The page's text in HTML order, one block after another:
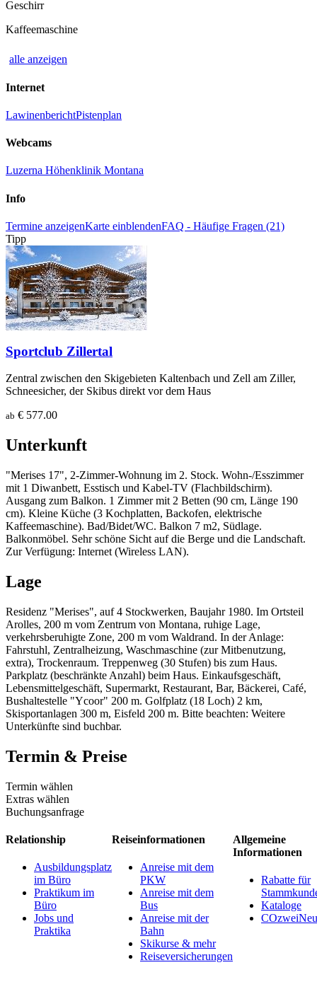
Geschirr
Kaffeemaschine
alle anzeigen
Internet
LawinenberichtPistenplan
Webcams
Luzerna Höhenklinik Montana
Info
Termine anzeigenKarte einblendenFAQ - Häufige Fragen (21)
Tipp
Sportclub Zillertal
Zentral zwischen den Skigebieten Kaltenbach und Zell am Ziller,
Schneesicher, der Skibus direkt vor dem Haus
ab € 577.00
Unterkunft
"Merises 17", 2-Zimmer-Wohnung im 2. Stock. Wohn-/Esszimmer
mit 1 Diwanbett, Esstisch und Kabel-TV (Flachbildschirm).
Ausgang zum Balkon. 1 Zimmer mit 2 Betten (90 cm, Länge 190
cm). Kleine Küche (3 Kochplatten, Backofen, elektrische
Kaffeemaschine). Bad/Bidet/WC. Balkon 7 m2, Südlage.
Balkonmöbel. Sehr schöne Sicht auf die Berge und die Landschaft.
Zur Verfügung: Internet (Wireless LAN).
Lage
Residenz "Merises", auf 4 Stockwerken, Baujahr 1980. Im Ortsteil
Arolles, 200 m vom Zentrum von Montana, ruhige Lage,
verkehrsberuhigte Zone, 200 m vom Waldrand. In der Anlage:
Fahrstuhl, Zentralheizung, Waschmaschine (zur Mitbenutzung,
extra), Trockenraum. Treppenweg (30 Stufen) bis zum Haus.
Parkplatz (beschränkte Anzahl) beim Haus. Einkaufsgeschäft,
Lebensmittelgeschäft, Supermarkt, Restaurant, Bar, Bäckerei, Café,
Bushaltestelle "Ycoor" 200 m. Golfplatz (18 Loch) 2 km,
Skisportanlagen 300 m, Eisfeld 200 m. Bitte beachten: Weitere
Unterkünfte sind buchbar.
Termin & Preise
Termin wählen
Extras wählen
Buchungsanfrage
Relationship
Ausbildungsplatz
im Büro
Praktikum im
Büro
Jobs und
Praktika
Reiseinformationen
Anreise mit dem
PKW
Anreise mit dem
Bus
Anreise mit der
Bahn
Skikurse & mehr
Reiseversicherungen
Allgemeine
Informationen
Rabatte für
Kataloge